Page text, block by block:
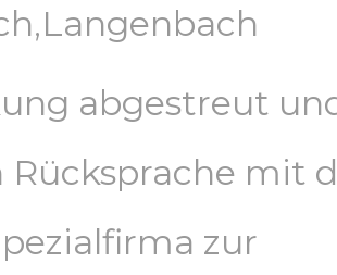
abgestreut
mit
zur